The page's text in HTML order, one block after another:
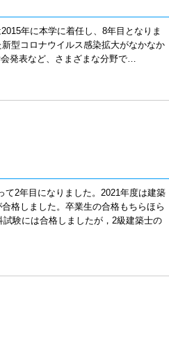
年に本学に着任し、8年目となりま
型コロナウイルス感染拡大がなかなか
発表など、さまざまな分野で…
2年目になりました。2021年度は建築
格しました。卒業生の合格もちらほら
験には合格しましたが，2級建築士の